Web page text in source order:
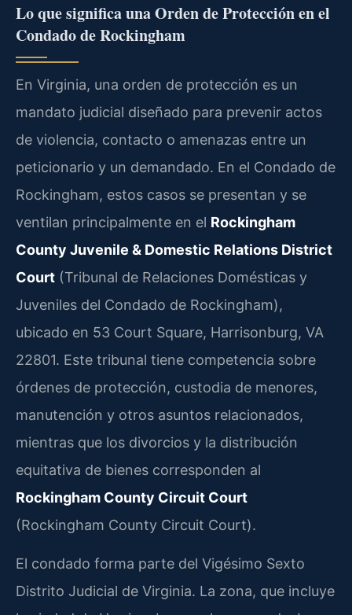
Lo que significa una Orden de Protección en el
Condado de Rockingham
En Virginia, una orden de protección es un
mandato judicial diseñado para prevenir actos
de violencia, contacto o amenazas entre un
peticionario y un demandado. En el Condado de
Rockingham, estos casos se presentan y se
ventilan principalmente en el Rockingham
County Juvenile & Domestic Relations District
Court (Tribunal de Relaciones Domésticas y
Juveniles del Condado de Rockingham),
ubicado en 53 Court Square, Harrisonburg, VA
22801. Este tribunal tiene competencia sobre
órdenes de protección, custodia de menores,
manutención y otros asuntos relacionados,
mientras que los divorcios y la distribución
equitativa de bienes corresponden al
Rockingham County Circuit Court
(Rockingham County Circuit Court).
El condado forma parte del Vigésimo Sexto
Distrito Judicial de Virginia. La zona, que incluye